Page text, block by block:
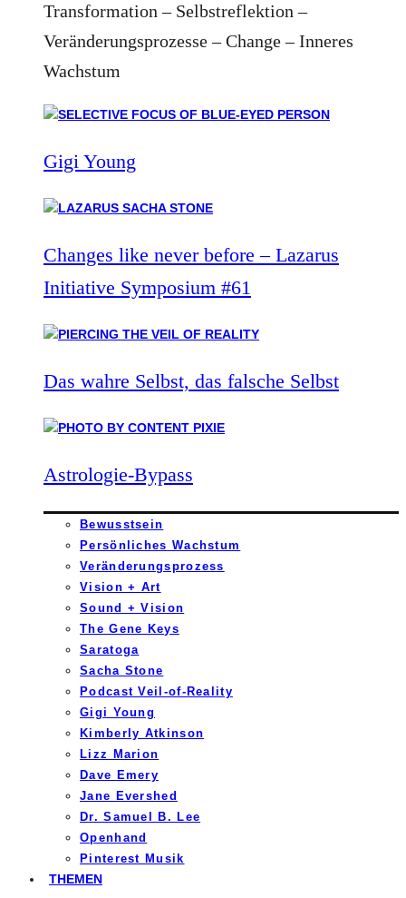
Transformation – Selbstreflektion –
Veränderungsprozesse – Change – Inneres
Wachstum
Gigi Young
Changes like never before – Lazarus
Initiative Symposium #61
Das wahre Selbst, das falsche Selbst
Astrologie-Bypass
Bewusstsein
Persönliches Wachstum
Veränderungsprozess
Vision + Art
Sound + Vision
The Gene Keys
Saratoga
Sacha Stone
Podcast Veil-of-Reality
Gigi Young
Kimberly Atkinson
Lizz Marion
Dave Emery
Jane Evershed
Dr. Samuel B. Lee
Openhand
Pinterest Musik
THEMEN